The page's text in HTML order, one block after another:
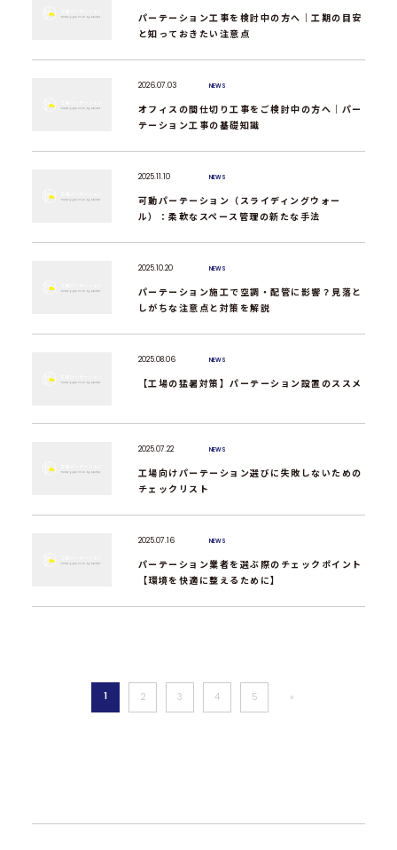
パーテーション工事を検討中の方へ｜工期の目安
と知っておきたい注意点
2026.07.03 NEWS
オフィスの間仕切り工事をご検討中の方へ｜パー
テーション工事の基礎知識
2025.11.10 NEWS
可動パーテーション（スライディングウォー
ル）：柔軟なスペース管理の新たな手法
2025.10.20 NEWS
パーテーション施工で空調・配管に影響？見落と
しがちな注意点と対策を解説
2025.08.06 NEWS
【工場の猛暑対策】パーテーション設置のススメ
2025.07.22 NEWS
工場向けパーテーション選びに失敗しないための
チェックリスト
2025.07.16 NEWS
パーテーション業者を選ぶ際のチェックポイント
【環境を快適に整えるために】
1 2 3 4 5 »